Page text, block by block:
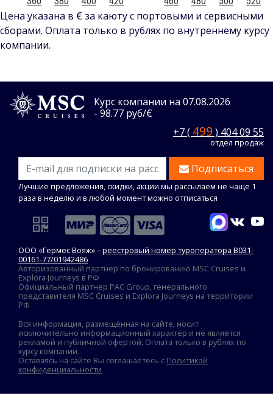
Цена указана в € за каюту с портовыми и сервисными
сборами. Оплата только в рублях по внутреннему курсу
компании.
Курс компании на 07.08.2026
- 98.77 руб/€
+7 ( 499 ) 404 09 55
отдел продаж
Подписаться
Лучшие предложения, скидки, акции мы рассылаем не чаще 1
раза в неделю и в любой момент можно отписаться
ООО «Гермес Вояж» –реестровый номер туроператора В031-
00161-77/01942486
Авторизованный партнер по бронированию MSC Cruises и
Explora Journeys в РФ
Официальный партнер PAC Group, генерального
представителя MSC Cruises и Explora Journeys на территории
РФ
Вся информация, размещённая на сайте, носит
исключительно информационный характер и не является
рекламой и публичной офертой. Оплата только в рублях по
курсу компании.
Оставаясь на сайте Вы соглашаетесь с Политикой
конфиденциальности